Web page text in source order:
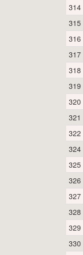
314
315
316
317
318
319
320
321
322
324
325
326
327
328
329
330